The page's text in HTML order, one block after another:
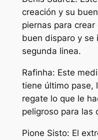
creación y su
piernas para
buen disparo y se
segunda linea.
Rafinha: Este
tiene último pase,
regate lo que le
peligroso para las
Pione Sisto: El